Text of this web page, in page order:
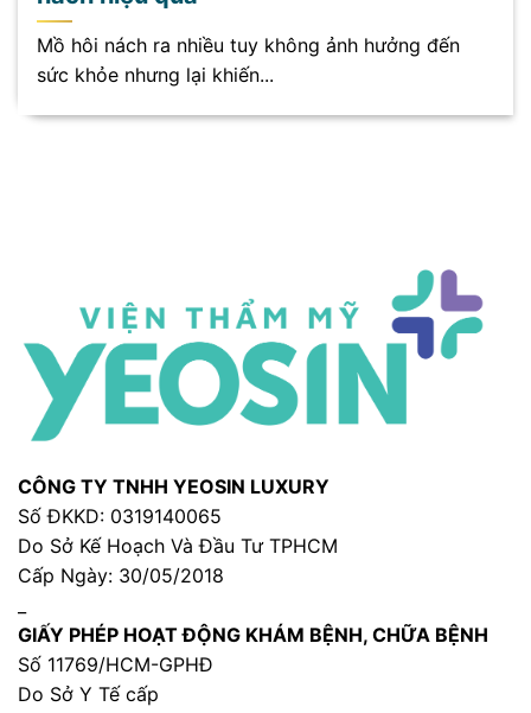
Mồ hôi nách ra nhiều tuy không ảnh hưởng đến
sức khỏe nhưng lại khiến...
CÔNG TY TNHH YEOSIN LUXURY
Số ĐKKD: 0319140065
Do Sở Kế Hoạch Và Đầu Tư TPHCM
Cấp Ngày: 30/05/2018
GIẤY PHÉP HOẠT ĐỘNG KHÁM BỆNH, CHỮA BỆNH
Số 11769/HCM-GPHĐ
Do Sở Y Tế cấp